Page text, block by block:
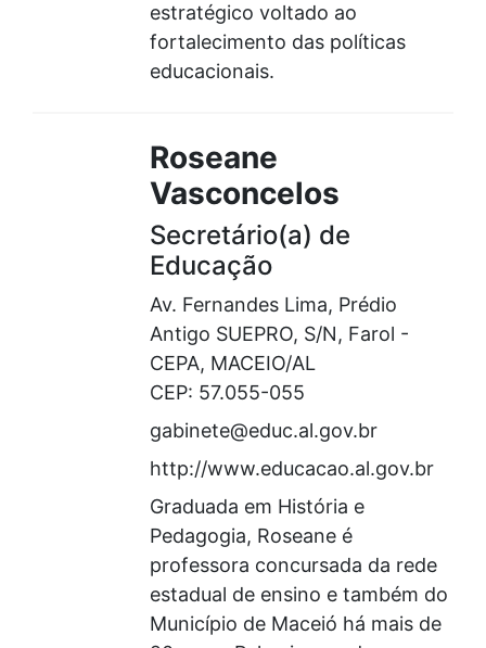
estratégico voltado ao
fortalecimento das políticas
educacionais.
Roseane
Vasconcelos
Secretário(a) de
Educação
Av. Fernandes Lima, Prédio
Antigo SUEPRO, S/N, Farol -
CEPA, MACEIO/AL
CEP: 57.055-055
gabinete@educ.al.gov.br
http://www.educacao.al.gov.br
Graduada em História e
Pedagogia, Roseane é
professora concursada da rede
estadual de ensino e também do
Município de Maceió há mais de